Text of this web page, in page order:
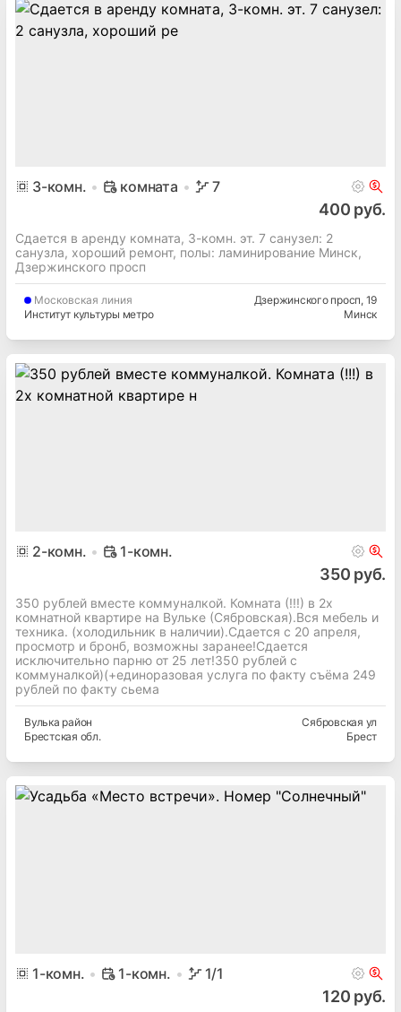
3-комн. комната 7
400 руб.
Сдается в аренду комната, 3-комн. эт. 7 cанузел: 2
санузла, хороший ремонт, полы: ламинирование Минск,
Дзержинского просп
Московская линия
Институт культуры метро
Дзержинского просп, 19
Минск
2-комн. 1-комн.
350 руб.
350 рублей вместе коммуналкой. Комната (!!!) в 2х
комнатной квартире на Вульке (Сябровская).Вся мебель и
техника. (холодильник в наличии).Сдается с 20 апреля,
просмотр и бронб, возможны заранее!Сдается
исключительно парню от 25 лет!350 рублей с
коммуналкой)(+единоразовая услуга по факту съёма 249
рублей по факту сьема
Вулька район
Брестская обл.
Сябровская ул
Брест
1-комн. 1-комн. 1/1
120 руб.